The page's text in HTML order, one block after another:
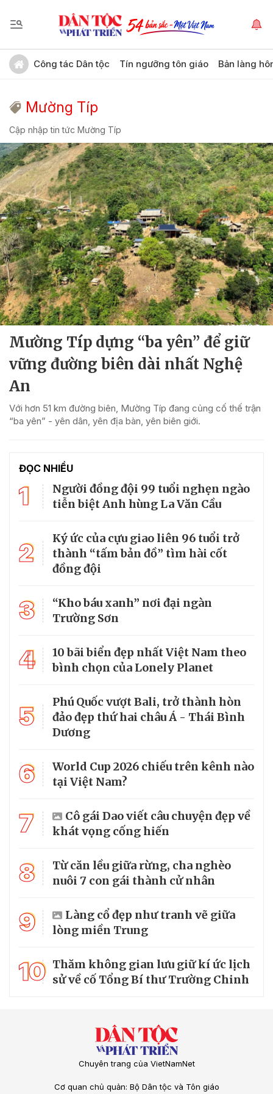
Công tác Dân tộc Tín ngưỡng tôn giáo Bản làng
Mường Típ
Cập nhập tin tức Mường Típ
Mường Típ dựng “ba yên” để giữ
vững đường biên dài nhất Nghệ
An
Với hơn 51 km đường biên, Mường Típ đang củng cố thế trận
“ba yên” - yên dân, yên địa bàn, yên biên giới.
ĐỌC NHIỀU
1
Người đồng đội 99 tuổi nghẹn ngào
tiễn biệt Anh hùng La Văn Cầu
2
Ký ức của cựu giao liên 96 tuổi trở
thành “tấm bản đồ” tìm hài cốt
đồng đội
3
“Kho báu xanh” nơi đại ngàn
Trường Sơn
4
10 bãi biển đẹp nhất Việt Nam theo
bình chọn của Lonely Planet
5
Phú Quốc vượt Bali, trở thành hòn
đảo đẹp thứ hai châu Á - Thái Bình
Dương
6
World Cup 2026 chiếu trên kênh nào
tại Việt Nam?
7
Cô gái Dao viết câu chuyện đẹp về
khát vọng cống hiến
8
Từ căn lều giữa rừng, cha nghèo
nuôi 7 con gái thành cử nhân
9
Làng cổ đẹp như tranh vẽ giữa
lòng miền Trung
10 Thăm không gian lưu giữ kí ức lịch
sử về cố Tổng Bí thư Trường Chinh
Chuyên trang của VietNamNet
Cơ quan chủ quản: Bộ Dân tộc và Tôn giáo